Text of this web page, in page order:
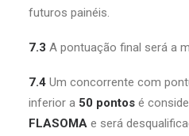
futuros painéis.
7.3 A pontuação final será a
7.4 Um concorrente com
inferior a 50 pontos é
FLASOMA e será